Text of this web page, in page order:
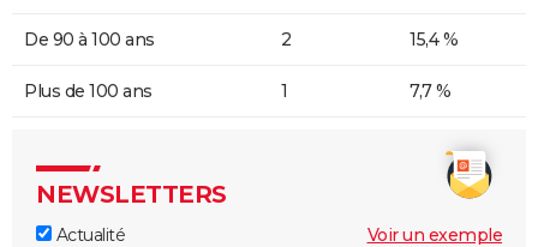
De 90 à 100 ans 2 15,4 %
Plus de 100 ans 1 7,7 %
NEWSLETTERS
Actualité
Voir un exemple